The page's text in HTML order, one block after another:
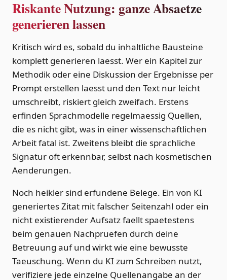
Riskante Nutzung: ganze Absaetze
generieren lassen
Kritisch wird es, sobald du inhaltliche Bausteine
komplett generieren laesst. Wer ein Kapitel zur
Methodik oder eine Diskussion der Ergebnisse per
Prompt erstellen laesst und den Text nur leicht
umschreibt, riskiert gleich zweifach. Erstens
erfinden Sprachmodelle regelmaessig Quellen,
die es nicht gibt, was in einer wissenschaftlichen
Arbeit fatal ist. Zweitens bleibt die sprachliche
Signatur oft erkennbar, selbst nach kosmetischen
Aenderungen.
Noch heikler sind erfundene Belege. Ein von KI
generiertes Zitat mit falscher Seitenzahl oder ein
nicht existierender Aufsatz faellt spaetestens
beim genauen Nachpruefen durch deine
Betreuung auf und wirkt wie eine bewusste
Taeuschung. Wenn du KI zum Schreiben nutzt,
verifiziere jede einzelne Quellenangabe an der